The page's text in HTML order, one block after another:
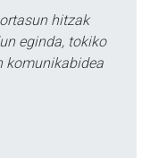
hitzak
eginda, tokiko
komunikabidea